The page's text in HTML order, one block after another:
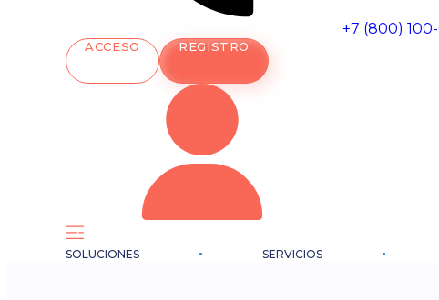
+7 (800)
ACCESO REGISTRO
SOLUCIONES SERVICIOS